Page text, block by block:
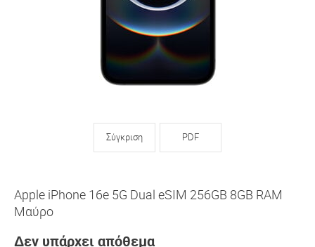
Σύγκριση PDF
Apple iPhone 16e 5G Dual eSIM 256GB 8GB RAM
Μαύρο
Δεν υπάρχει απόθεμα